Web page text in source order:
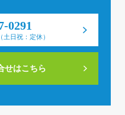
0291
日祝：定休）
せはこちら